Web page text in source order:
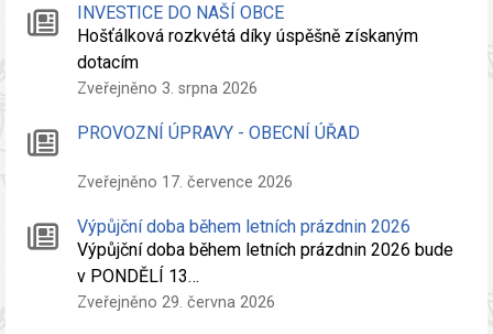
INVESTICE DO NAŠÍ OBCE
Hošťálková rozkvétá díky úspěšně získaným
dotacím
Zveřejněno 3. srpna 2026
PROVOZNÍ ÚPRAVY - OBECNÍ ÚŘAD
Zveřejněno 17. července 2026
Výpůjční doba během letních prázdnin 2026
Výpůjční doba během letních prázdnin 2026 bude
v PONDĚLÍ 13…
Zveřejněno 29. června 2026